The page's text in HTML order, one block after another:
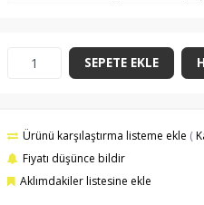
SEPETE EKLE
Ürünü karşılaştırma listeme ekle (
Fiyatı düşünce bildir
Aklımdakiler listesine ekle